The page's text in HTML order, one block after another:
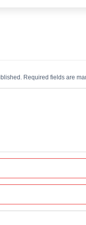
Required fields are